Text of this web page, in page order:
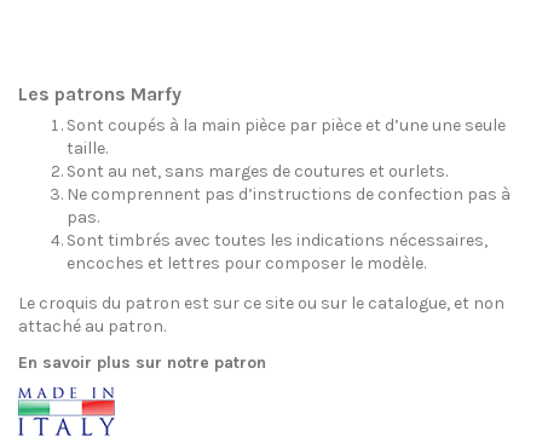
Les patrons Marfy
Sont coupés à la main pièce par pièce et d’une une seule
taille.
Sont au net, sans marges de coutures et ourlets.
Ne comprennent pas d’instructions de confection pas à
pas.
Sont timbrés avec toutes les indications nécessaires,
encoches et lettres pour composer le modèle.
Le croquis du patron est sur ce site ou sur le catalogue, et non
attaché au patron.
En savoir plus sur notre patron